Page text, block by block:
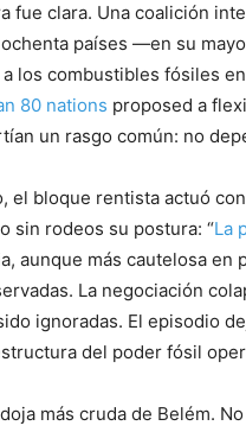
fue clara. Una coalición
ochenta países —en su
los combustibles fósiles
80 nations proposed a
un rasgo común: no
el bloque rentista actuó
sin rodeos su postura: “La
aunque más cautelosa
La negociación
ignoradas. El episodio
del poder fósil
más cruda de Belém.